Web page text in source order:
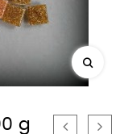
g